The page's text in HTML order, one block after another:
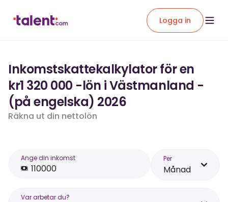
Logga in
Inkomstskattekalkylator för en
kr1 320 000 -lön i Västmanland -
(på engelska) 2026
Räkna ut din nettolön
Ange din inkomst Per
Månad
Var arbetar du?